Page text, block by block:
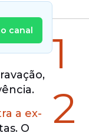
canal
a ex-
O
1
2